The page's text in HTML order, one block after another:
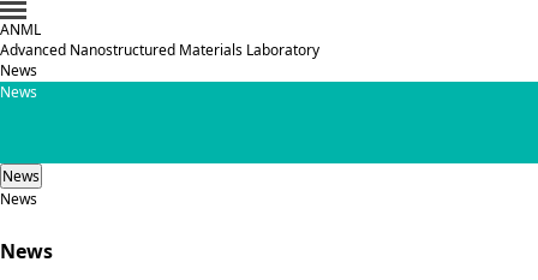
ANML
Advanced Nanostructured Materials Laboratory
News
News
News
News
News